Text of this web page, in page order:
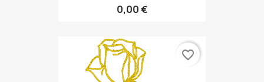
0,00 €
favorite_border